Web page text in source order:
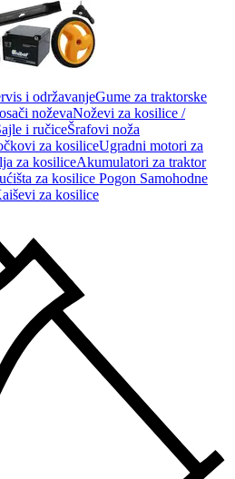
i održavanjeGume za traktorske
noževaNoževi za kosilice /
i ručiceŠrafovi noža
za kosiliceUgradni motori za
za kosiliceAkumulatori za traktor
za kosilice Pogon Samohodne
za kosilice